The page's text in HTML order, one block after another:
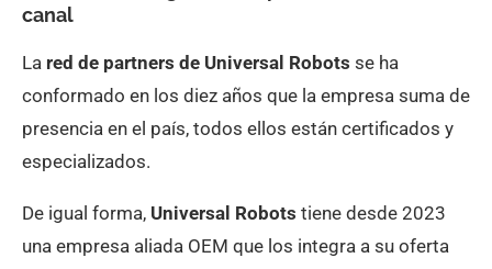
canal
La red de partners de Universal Robots se ha
conformado en los diez años que la empresa suma de
presencia en el país, todos ellos están certificados y
especializados.
De igual forma, Universal Robots tiene desde 2023
una empresa aliada OEM que los integra a su oferta